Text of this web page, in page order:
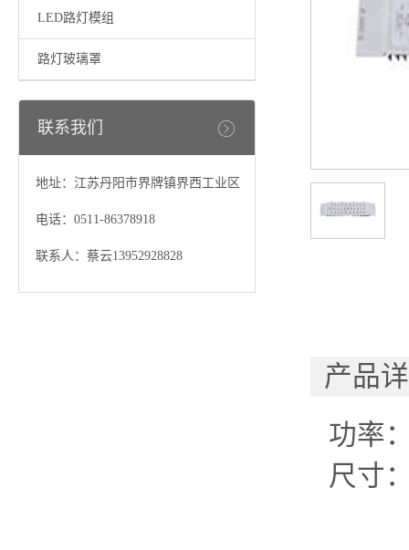
LED路灯模组
路灯玻璃罩
联系我们
地址：江苏丹阳市界牌镇界西工业区
电话：0511-86378918
联系人：蔡云13952928828
产品
功率
尺寸